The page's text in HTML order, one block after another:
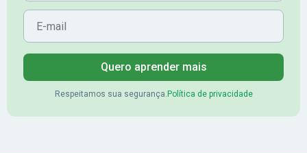
E-mail
Quero aprender mais
Respeitamos sua segurança. Política de privacidade